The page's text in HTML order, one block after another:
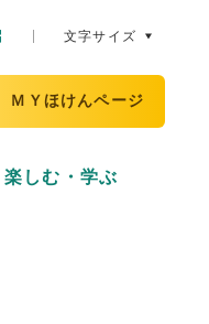
文字サイズ
ＭＹほけんページ
楽しむ・学ぶ